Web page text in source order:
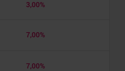
3,00%
7,00%
7,00%